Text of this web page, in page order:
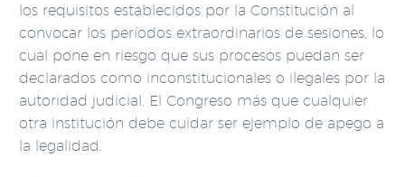
los requisitos establecidos por la Constitución al
convocar los períodos extraordinarios de sesiones, lo
cual pone en riesgo que sus procesos puedan ser
declarados como inconstitucionales o ilegales por la
autoridad judicial. El Congreso más que cualquier
otra institución debe cuidar ser ejemplo de apego a
la legalidad.